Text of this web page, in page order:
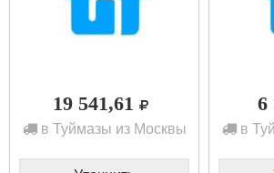
19 541,61
в Туймазы из Москвы
6
в